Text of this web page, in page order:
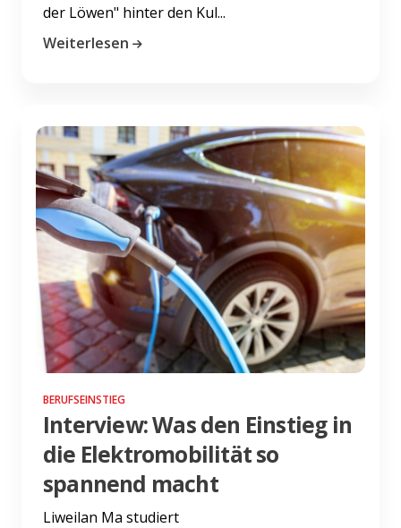
der Löwen" hinter den Kul...
Weiterlesen
BERUFSEINSTIEG
Interview: Was den Einstieg in
die Elektromobilität so
spannend macht
Liweilan Ma studiert